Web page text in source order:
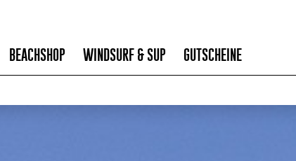
BEACHSHOP WINDSURF & SUP GUTSCHEINE